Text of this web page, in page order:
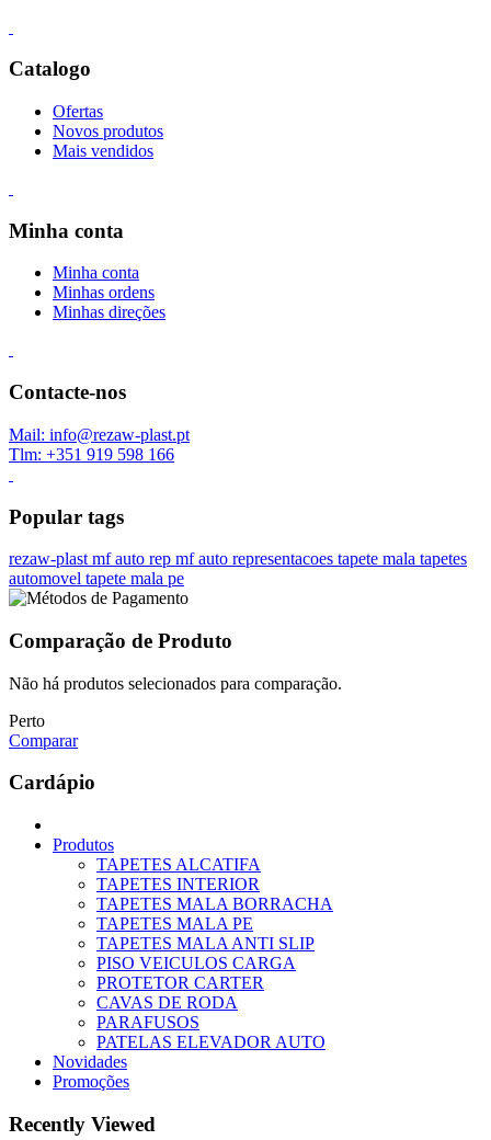
Catalogo
Ofertas
Novos produtos
Mais vendidos
Minha conta
Minha conta
Minhas ordens
Minhas direções
Contacte-nos
Mail: info@rezaw-plast.pt
Tlm: +351 919 598 166
Popular tags
rezaw-plast mf auto rep mf auto representacoes tapete mala tapetes
automovel tapete mala pe
Comparação de Produto
Não há produtos selecionados para comparação.
Perto
Comparar
Cardápio
Produtos
TAPETES ALCATIFA
TAPETES INTERIOR
TAPETES MALA BORRACHA
TAPETES MALA PE
TAPETES MALA ANTI SLIP
PISO VEICULOS CARGA
PROTETOR CARTER
CAVAS DE RODA
PARAFUSOS
PATELAS ELEVADOR AUTO
Novidades
Promoções
Recently Viewed